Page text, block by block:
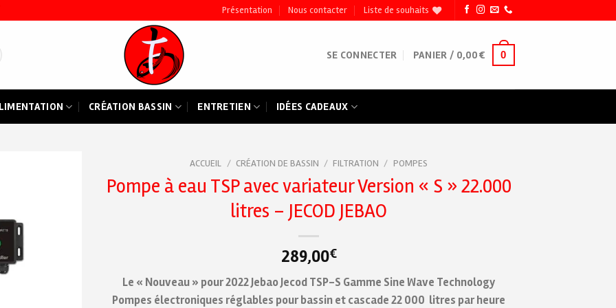
Présentation Nous contacter Liste de souhaits
SE CONNECTER PANIER / 0,00€ 0
CRÉATION BASSIN ENTRETIEN IDÉES CADEAUX
ACCUEIL / CRÉATION DE BASSIN / FILTRATION / POMPES
Pompe à eau TSP avec variateur Version « S » 22.000
litres – JECOD JEBAO
289,00€
Le « Nouveau » pour 2022 Jebao Jecod TSP-S Gamme Sine Wave Technology
Pompes électroniques réglables pour bassin et cascade 22 000 litres par heure